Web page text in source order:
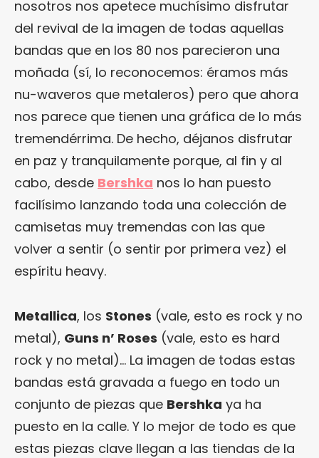
nosotros nos apetece muchísimo disfrutar
del revival de la imagen de todas aquellas
bandas que en los 80 nos parecieron una
moñada (sí, lo reconocemos: éramos más
nu-waveros que metaleros) pero que ahora
nos parece que tienen una gráfica de lo más
tremendérrima. De hecho, déjanos disfrutar
en paz y tranquilamente porque, al fin y al
cabo, desde Bershka nos lo han puesto
facilísimo lanzando toda una colección de
camisetas muy tremendas con las que
volver a sentir (o sentir por primera vez) el
espíritu heavy.
Metallica, los Stones (vale, esto es rock y no
metal), Guns n’ Roses (vale, esto es hard
rock y no metal)… La imagen de todas estas
bandas está gravada a fuego en todo un
conjunto de piezas que Bershka ya ha
puesto en la calle. Y lo mejor de todo es que
estas piezas clave llegan a las tiendas de la